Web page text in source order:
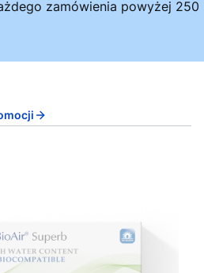
zamówienia powyżej 250